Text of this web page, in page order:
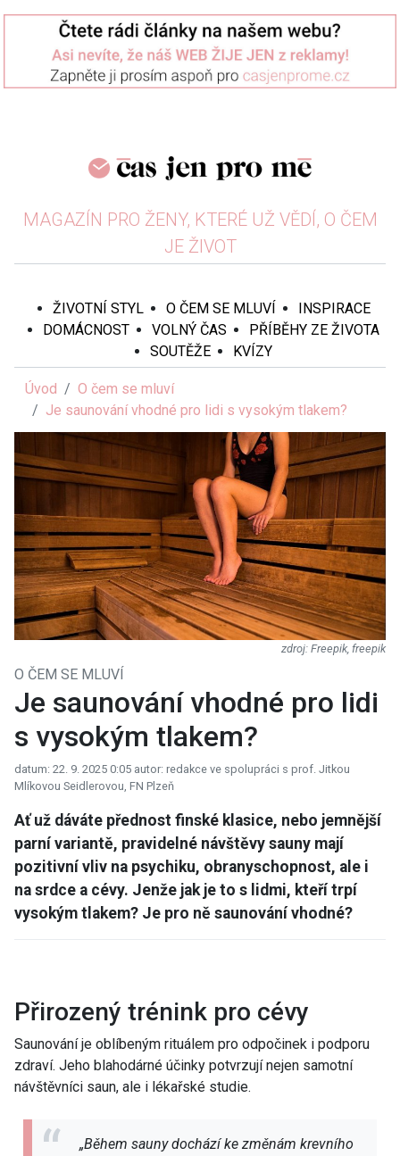
MAGAZÍN PRO ŽENY, KTERÉ UŽ VĚDÍ, O ČEM
JE ŽIVOT
ŽIVOTNÍ STYL O ČEM SE MLUVÍ
INSPIRACE
DOMÁCNOST
VOLNÝ ČAS
PŘÍBĚHY ZE ŽIVOTA
SOUTĚŽE
KVÍZY
Úvod
O čem se mluví
Je saunování vhodné pro lidi s vysokým tlakem?
Freepik, freepik
O ČEM SE MLUVÍ
Je saunování vhodné pro lidi
s vysokým tlakem?
datum: 22. 9. 2025 0:05 autor: redakce ve spolupráci s prof. Jitkou
Mlíkovou Seidlerovou, FN Plzeň
Ať už dáváte přednost finské klasice, nebo jemnější
parní variantě, pravidelné návštěvy sauny mají
pozitivní vliv na psychiku, obranyschopnost, ale i
na srdce a cévy. Jenže jak je to s lidmi, kteří trpí
vysokým tlakem? Je pro ně saunování vhodné?
Přirozený trénink pro cévy
Saunování je oblíbeným rituálem pro odpočinek i podporu
zdraví. Jeho blahodárné účinky potvrzují nejen samotní
návštěvníci saun, ale i lékařské studie.
„Během sauny dochází ke změnám krevního